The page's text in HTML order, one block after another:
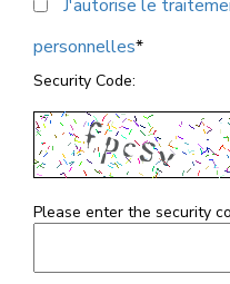
J'autorise le
personnelles*
Security Code:
Please enter the security